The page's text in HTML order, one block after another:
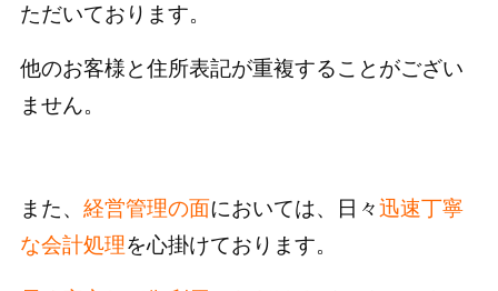
ただいております。
他のお客様と住所表記が重複することがござい
ません。
また、 経営管理の面においては、日々迅速丁寧
な会計処理を心掛けております。